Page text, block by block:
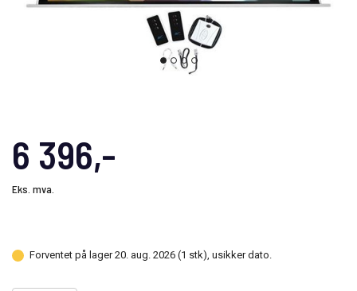
6 396,-
Eks. mva.
Forventet på lager 20. aug. 2026 (1 stk), usikker dato.